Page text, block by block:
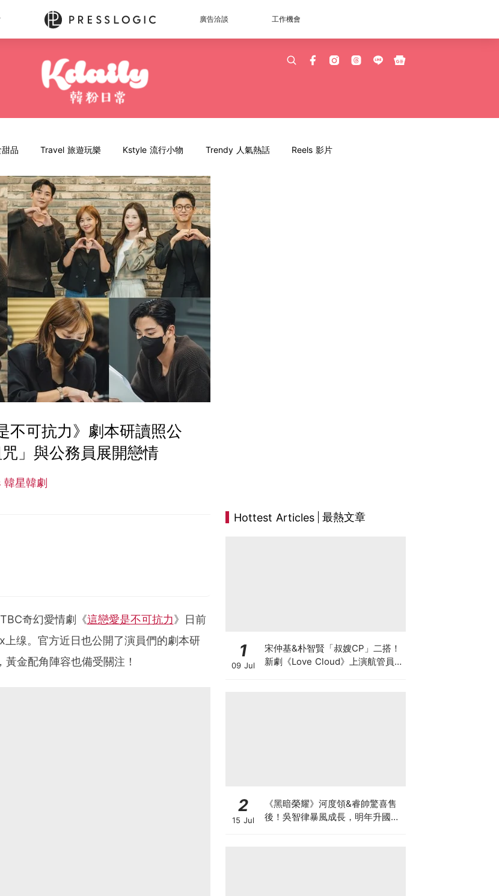
廣告洽談 工作機會
品 Travel 旅遊玩樂 Kstyle 流行小物 Trendy 人氣熱話 Reels 影片
可抗力》劇本研讀照公
」與公務員展開戀情
星韓劇
奇幻愛情劇《這戀愛是不可抗力》日前
缐。官方近日也公開了演員們的劇本研
金配角陣容也備受關注！
Hottest Articles 最熱文章
1
09 Jul
宋仲基&朴智賢「叔嫂CP」二搭！
新劇《Love Cloud》上演航管員x
2
15 Jul
《黑暗榮耀》河度領&睿帥驚喜售
後！吳智律暴風成長，明年升國中